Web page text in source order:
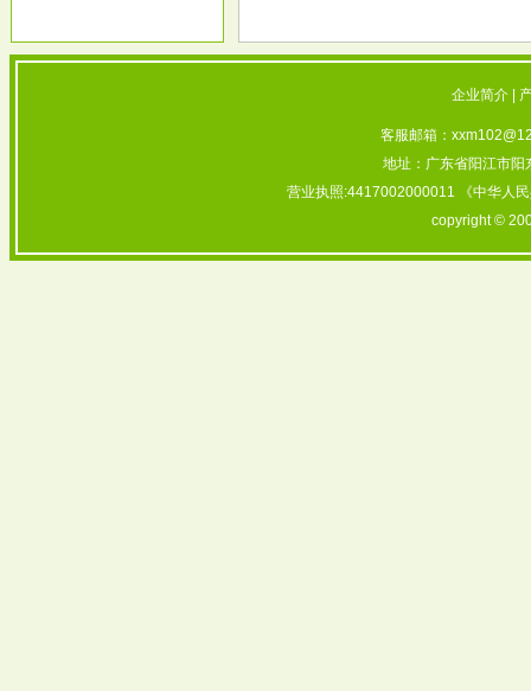
企业简介|
客服邮箱：
地址：广东省阳江市
营业执照:4417002000011 《中华人
copyright ©